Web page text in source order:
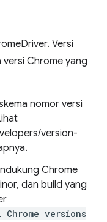
Versi
Chrome yang
nomor versi
version-
Chrome
dan build yang
versions